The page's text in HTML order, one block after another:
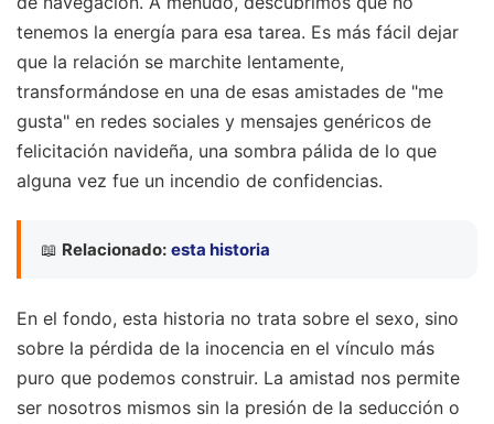
tenemos la energía para esa tarea. Es más fácil dejar
que la relación se marchite lentamente,
transformándose en una de esas amistades de "me
gusta" en redes sociales y mensajes genéricos de
felicitación navideña, una sombra pálida de lo que
alguna vez fue un incendio de confidencias.
📖 Relacionado: esta historia
En el fondo, esta historia no trata sobre el sexo, sino
sobre la pérdida de la inocencia en el vínculo más
puro que podemos construir. La amistad nos permite
ser nosotros mismos sin la presión de la seducción o